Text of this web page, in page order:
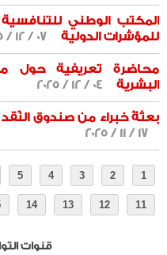
المكتب الوطني
للمؤشرات الدولية 07 / 12 / 2025
محاضرة تعريفية حول
البشرية 04 / 12 / 2025
بعثةُ خبراء من صندوق النّقد
17 / 11 / 2025
قنوات